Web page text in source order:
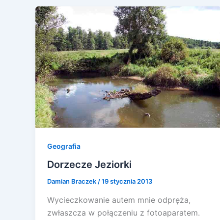
Geografia
Dorzecze Jeziorki
Damian Braczek/19 stycznia 2013
Wycieczkowanie autem mnie odpręża,
zwłaszcza w połączeniu z fotoaparatem.